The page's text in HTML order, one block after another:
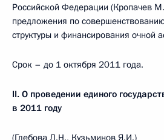
Российской Федерации (Кропачев
предложения по
структуры и финансирования очной
Срок – до 1 октября 2011 года.
II. О проведении единого
в 2011 году
(Глебова Л.Н., Кузьминов Я.И.)